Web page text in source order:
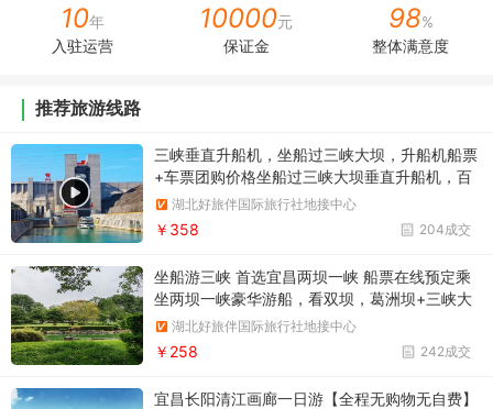
10年
入驻运营
10000元
保证金
98%
整体满意度
推荐旅游线路
三峡垂直升船机，坐船过三峡大坝，升船机船票
+车票团购价格坐船过三峡大坝垂直升船机，百
米升降，小船坐电梯，团购三峡大坝垂直升降机
船票+车票预定优惠价格
湖北好旅伴国际旅行社地接中心
204成交
￥358
坐船游三峡 首选宜昌两坝一峡 船票在线预定乘
坐两坝一峡豪华游船，看双坝，葛洲坝+三峡大
坝，船进三峡大坝一日游
湖北好旅伴国际旅行社地接中心
242成交
￥258
宜昌长阳清江画廊一日游【全程无购物无自费】